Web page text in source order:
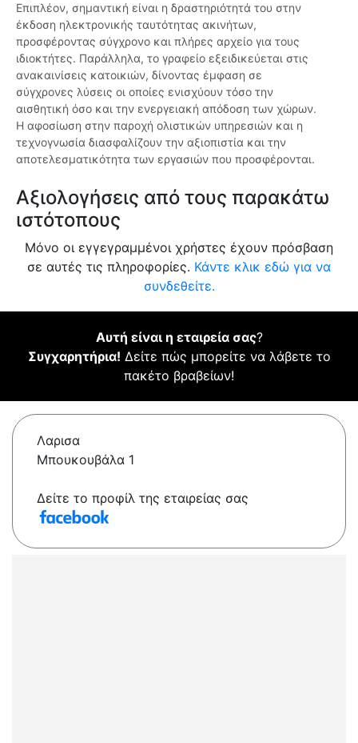
Επιπλέον, σημαντική είναι η δραστηριότητά του στην
έκδοση ηλεκτρονικής ταυτότητας ακινήτων,
προσφέροντας σύγχρονο και πλήρες αρχείο για τους
ιδιοκτήτες. Παράλληλα, το γραφείο εξειδικεύεται στις
ανακαινίσεις κατοικιών, δίνοντας έμφαση σε
σύγχρονες λύσεις οι οποίες ενισχύουν τόσο την
αισθητική όσο και την ενεργειακή απόδοση των χώρων.
Η αφοσίωση στην παροχή ολιστικών υπηρεσιών και η
τεχνογνωσία διασφαλίζουν την αξιοπιστία και την
αποτελεσματικότητα των εργασιών που προσφέρονται.
Αξιολογήσεις από τους παρακάτω
ιστότοπους
Μόνο οι εγγεγραμμένοι χρήστες έχουν πρόσβαση
σε αυτές τις πληροφορίες. Κάντε κλικ εδώ για να
συνδεθείτε.
Αυτή είναι η εταιρεία σας?
Συγχαρητήρια! Δείτε πώς μπορείτε να λάβετε το
πακέτο βραβείων!
Λαρισα
Μπουκουβάλα 1
Δείτε το προφίλ της εταιρείας σας